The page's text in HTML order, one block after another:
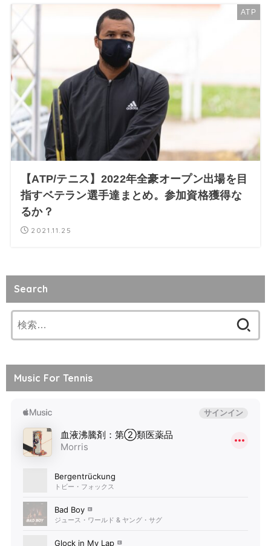
ATP
【ATP/テニス】2022年全豪オープン出場を目
指すベテラン選手達まとめ。参加資格獲得な
るか？
2021.11.25
Search
索:
Music For Tennis